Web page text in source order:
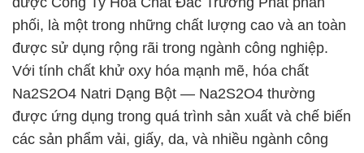
phối, là một trong những chất lượng cao và an toàn
được sử dụng rộng rãi trong ngành công nghiệp.
Với tính chất khử oxy hóa mạnh mẽ, hóa chất
Na2S2O4 Natri Dạng Bột — Na2S2O4 thường
được ứng dụng trong quá trình sản xuất và chế biến
các sản phẩm vải, giấy, da, và nhiều ngành công